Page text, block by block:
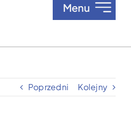
Menu
Poprzedni Kolejny